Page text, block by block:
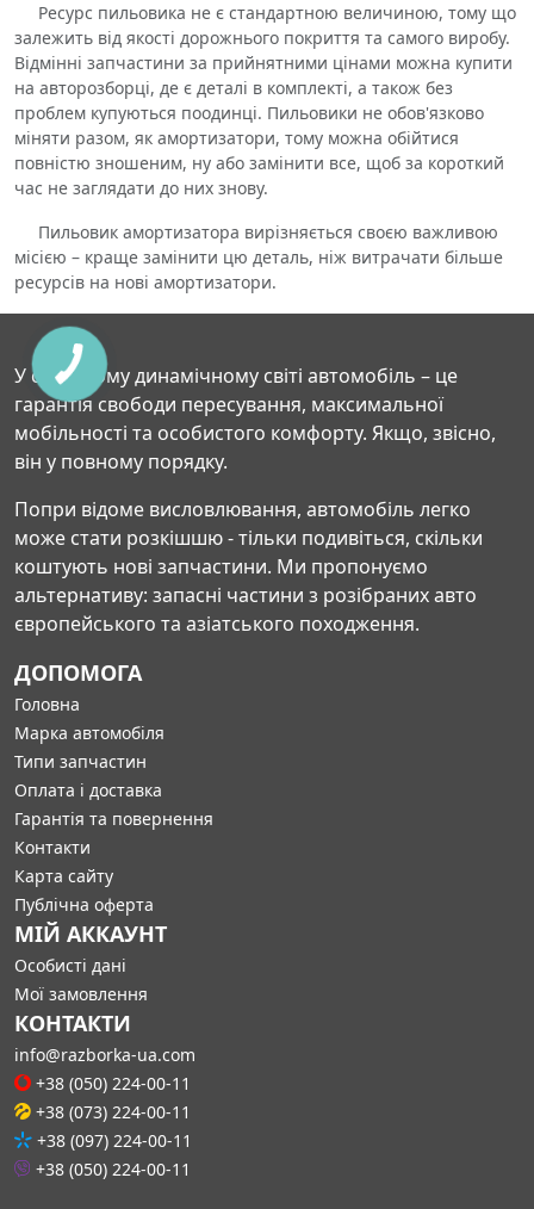
Ресурс пильовика не є стандартною величиною, тому що
залежить від якості дорожнього покриття та самого виробу.
Відмінні запчастини за прийнятними цінами можна купити
на авторозборці, де є деталі в комплекті, а також без
проблем купуються поодинці. Пильовики не обов'язково
міняти разом, як амортизатори, тому можна обійтися
повністю зношеним, ну або замінити все, щоб за короткий
час не заглядати до них знову.
Пильовик амортизатора вирізняється своєю важливою
місією – краще замінити цю деталь, ніж витрачати більше
ресурсів на нові амортизатори.
У сучасному динамічному світі автомобіль – це
гарантія свободи пересування, максимальної
мобільності та особистого комфорту. Якщо, звісно,
він у повному порядку.
Попри відоме висловлювання, автомобіль легко
може стати розкішшю - тільки подивіться, скільки
коштують нові запчастини. Ми пропонуємо
альтернативу: запасні частини з розібраних авто
європейського та азіатського походження.
ДОПОМОГА
Головна
Марка автомобіля
Типи запчастин
Оплата і доставка
Гарантія та повернення
Контакти
Карта сайту
Публічна оферта
МІЙ АККАУНТ
Особисті дані
Мої замовлення
КОНТАКТИ
info@razborka-ua.com
+38 (050) 224-00-11
+38 (073) 224-00-11
+38 (097) 224-00-11
+38 (050) 224-00-11